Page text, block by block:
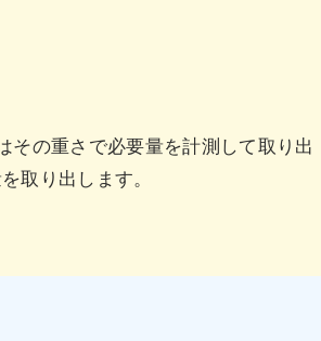
その重さで必要量を計測して取り出
取り出します。